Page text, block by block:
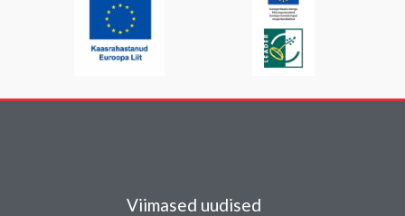
Viimased uudised